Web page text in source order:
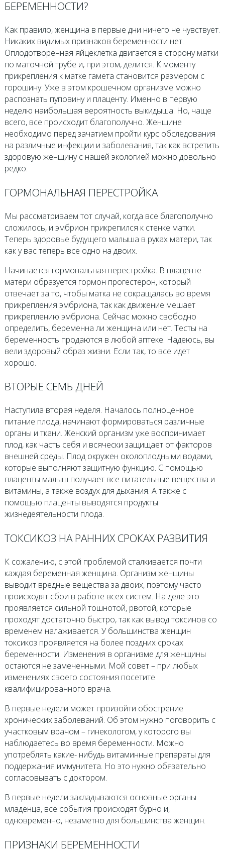
БЕРЕМЕННОСТИ?
Как правило, женщина в первые дни ничего не чувствует.
Никаких видимых признаков беременности нет.
Оплодотворенная яйцеклетка двигается в сторону матки
по маточной трубе и, при этом, делится. К моменту
прикрепления к матке гамета становится размером с
горошину. Уже в этом крошечном организме можно
распознать пуповину и плаценту. Именно в первую
неделю наибольшая вероятность выкидыша. Но, чаще
всего, все происходит благополучно. Женщине
необходимо перед зачатием пройти курс обследования
на различные инфекции и заболевания, так как встретить
здоровую женщину с нашей экологией можно довольно
редко.
ГОРМОНАЛЬНАЯ ПЕРЕСТРОЙКА
Мы рассматриваем тот случай, когда все благополучно
сложилось, и эмбрион прикрепился к стенке матки.
Теперь здоровье будущего малыша в руках матери, так
как у вас теперь все одно на двоих.
Начинается гормональная перестройка. В плаценте
матери образуется гормон прогестерон, который
отвечает за то, чтобы матка не сокращалась во время
прикрепления эмбриона, так как движение мешает
прикреплению эмбриона. Сейчас можно свободно
определить, беременна ли женщина или нет. Тесты на
беременность продаются в любой аптеке. Надеюсь, вы
вели здоровый образ жизни. Если так, то все идет
хорошо.
ВТОРЫЕ СЕМЬ ДНЕЙ
Наступила вторая неделя. Началось полноценное
питание плода, начинают формироваться различные
органы и ткани. Женский организм уже воспринимает
плод, как часть себя и всячески защищает от факторов
внешней среды. Плод окружен околоплодными водами,
которые выполняют защитную функцию. С помощью
плаценты малыш получает все питательные вещества и
витамины, а также воздух для дыхания. А также с
помощью плаценты выводятся продукты
жизнедеятельности плода.
ТОКСИКОЗ НА РАННИХ СРОКАХ РАЗВИТИЯ
К сожалению, с этой проблемой сталкивается почти
каждая беременная женщина. Организм женщины
выводит вредные вещества за двоих, поэтому часто
происходят сбои в работе всех систем. На деле это
проявляется сильной тошнотой, рвотой, которые
проходят достаточно быстро, так как вывод токсинов со
временем налаживается. У большинства женщин
токсикоз проявляется на более поздних сроках
беременности. Изменения в организме для женщины
остаются не замеченными. Мой совет – при любых
изменениях своего состояния посетите
квалифицированного врача.
В первые недели может произойти обострение
хронических заболеваний. Об этом нужно поговорить с
участковым врачом – гинекологом, у которого вы
наблюдаетесь во время беременности. Можно
употреблять какие- нибудь витаминные препараты для
поддержания иммунитета. Но это нужно обязательно
согласовывать с доктором.
В первые недели закладываются основные органы
младенца, все события происходят бурно и,
одновременно, незаметно для большинства женщин.
ПРИЗНАКИ БЕРЕМЕННОСТИ